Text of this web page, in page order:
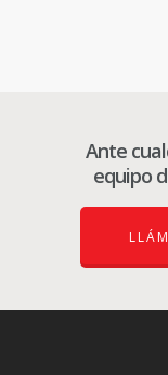
Ante
equipo